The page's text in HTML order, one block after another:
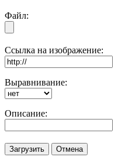
Файл:
Ссылка на изображение:
Выравнивание:
Описание: